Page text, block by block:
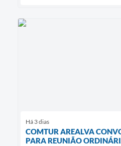
Há 3 dias
COMTUR AREALVA
PARA REUNIÃO